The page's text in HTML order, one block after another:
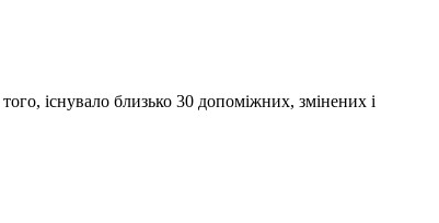
існувало близько 30 допоміжних, змінених і